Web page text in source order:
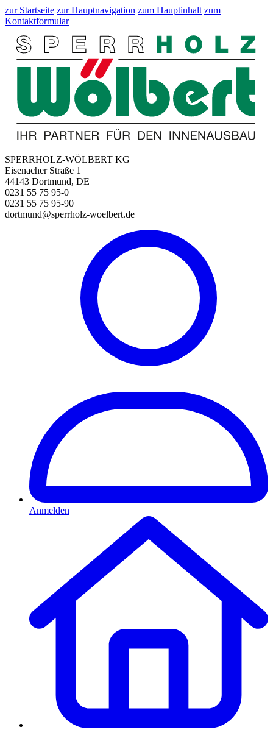
zur Startseite zur Hauptnavigation zum Hauptinhalt zum
Kontaktformular
SPERRHOLZ-WÖLBERT KG
Eisenacher Straße 1
44143 Dortmund, DE
0231 55 75 95-0
0231 55 75 95-90
dortmund@sperrholz-woelbert.de
Anmelden